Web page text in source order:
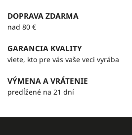
DOPRAVA ZDARMA
nad 80 €
GARANCIA KVALITY
viete, kto pre vás vaše veci vyrába
VÝMENA A VRÁTENIE
predĺžené na 21 dní